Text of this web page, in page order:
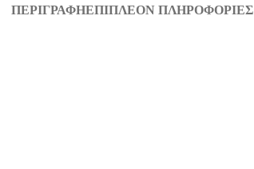
ΠΕΡΙΓΡΑΦΉΕΠΙΠΛΈΟΝ ΠΛΗΡΟΦΟΡΊΕΣ